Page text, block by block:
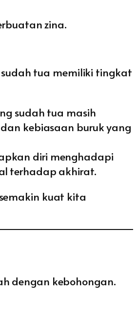
zina.
tua memiliki tingkat
sudah tua masih
kebiasaan buruk yang
diri menghadapi
terhadap akhirat.
kuat kita
dengan kebohongan.